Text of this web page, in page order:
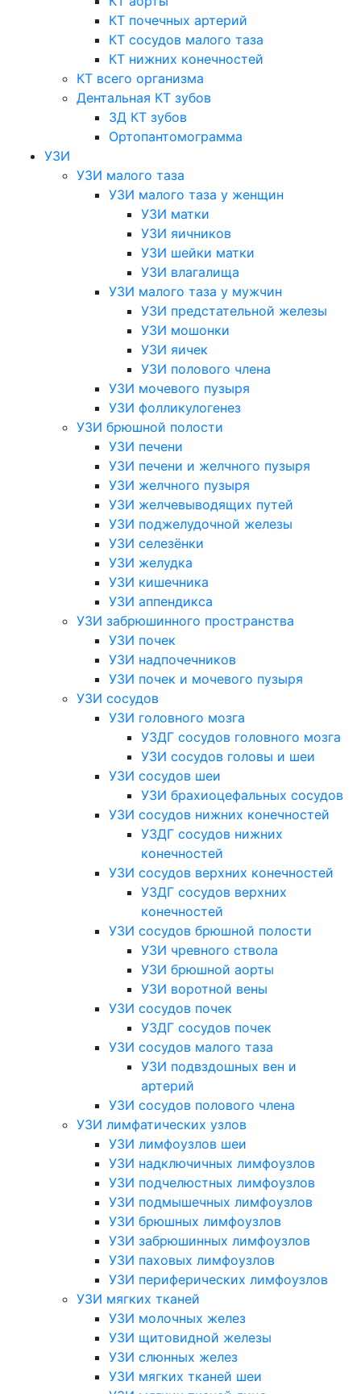
КТ почечных артерий
КТ сосудов малого таза
КТ нижних конечностей
КТ всего организма
Дентальная КТ зубов
3Д КТ зубов
Ортопантомограмма
УЗИ
УЗИ малого таза
УЗИ малого таза у женщин
УЗИ матки
УЗИ яичников
УЗИ шейки матки
УЗИ влагалища
УЗИ малого таза у мужчин
УЗИ предстательной железы
УЗИ мошонки
УЗИ яичек
УЗИ полового члена
УЗИ мочевого пузыря
УЗИ фолликулогенез
УЗИ брюшной полости
УЗИ печени
УЗИ печени и желчного пузыря
УЗИ желчного пузыря
УЗИ желчевыводящих путей
УЗИ поджелудочной железы
УЗИ селезёнки
УЗИ желудка
УЗИ кишечника
УЗИ аппендикса
УЗИ забрюшинного пространства
УЗИ почек
УЗИ надпочечников
УЗИ почек и мочевого пузыря
УЗИ сосудов
УЗИ головного мозга
УЗДГ сосудов головного мозга
УЗИ сосудов головы и шеи
УЗИ сосудов шеи
УЗИ брахиоцефальных сосудов
УЗИ сосудов нижних конечностей
УЗДГ сосудов нижних
конечностей
УЗИ сосудов верхних конечностей
УЗДГ сосудов верхних
конечностей
УЗИ сосудов брюшной полости
УЗИ чревного ствола
УЗИ брюшной аорты
УЗИ воротной вены
УЗИ сосудов почек
УЗДГ сосудов почек
УЗИ сосудов малого таза
УЗИ подвздошных вен и
артерий
УЗИ сосудов полового члена
УЗИ лимфатических узлов
УЗИ лимфоузлов шеи
УЗИ надключичных лимфоузлов
УЗИ подчелюстных лимфоузлов
УЗИ подмышечных лимфоузлов
УЗИ брюшных лимфоузлов
УЗИ забрюшинных лимфоузлов
УЗИ паховых лимфоузлов
УЗИ периферических лимфоузлов
УЗИ мягких тканей
УЗИ молочных желез
УЗИ щитовидной железы
УЗИ слюнных желез
УЗИ мягких тканей шеи